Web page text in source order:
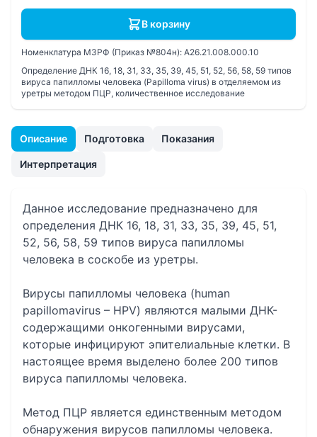
Описание Подготовка Показания
Интерпретация
Данное исследование предназначено для
определения ДНК 16, 18, 31, 33, 35, 39, 45, 51,
52, 56, 58, 59 типов вируса папилломы
человека в соскобе из уретры.
Вирусы папилломы человека (human
papillomavirus – HPV) являются малыми ДНК-
содержащими онкогенными вирусами,
которые инфицируют эпителиальные клетки. В
настоящее время выделено более 200 типов
вируса папилломы человека.
Метод ПЦР является единственным методом
обнаружения вирусов папилломы человека.
В корзину
Номенклатура МЗРФ (Приказ №804н): A26.21.008.000.10
Определение ДНК 16, 18, 31, 33, 35, 39, 45, 51, 52, 56, 58, 59 типов
вируса папилломы человека (Papilloma virus) в отделяемом из
уретры методом ПЦР, количественное исследование